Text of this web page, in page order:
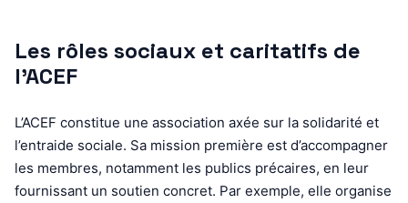
Les rôles sociaux et caritatifs de
l’ACEF
L’ACEF constitue une association axée sur la solidarité et
l’entraide sociale. Sa mission première est d’accompagner
les membres, notamment les publics précaires, en leur
fournissant un soutien concret. Par exemple, elle organise